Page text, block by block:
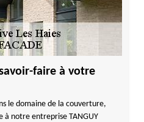
faire à votre
le domaine de la couverture,
à notre entreprise TANGUY